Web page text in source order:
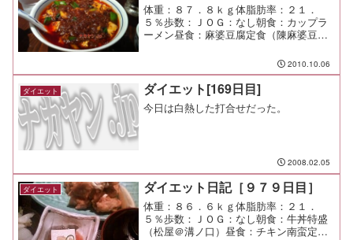
体重：８７．８ｋｇ体脂肪率：２１．
５％歩数：ＪＯＧ：なし朝食：カップラ
ーメン昼食：麻婆豆腐定食（陳麻婆豆腐
フライ、刺身少々間食：メモ：下の子の
誕生日だったのでクリスピー・クリー
ム・ドーナツを買ったが、想像...
2010.10.06
ダイエット ダイエット[169日目]
今日は白熱した打合せだった。
2008.02.05
ダイエット ダイエット日記［９７９日目］
体重：８６．６ｋｇ体脂肪率：２１．
５％歩数：ＪＯＧ：なし朝食：牛丼特盛
（松屋＠溝ノ口）昼食：チキン南蛮定食